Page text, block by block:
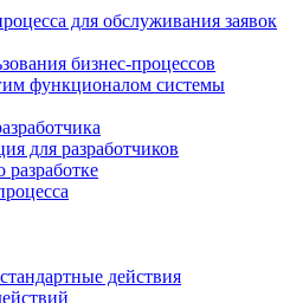
для обслуживания заявок
бизнес-процессов
функционалом системы
для разработчиков
действия